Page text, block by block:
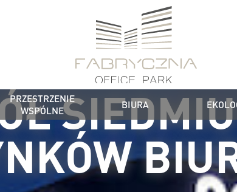
PRZESTRZENIE
WSPÓLNE
BIURA
SIEDMIU